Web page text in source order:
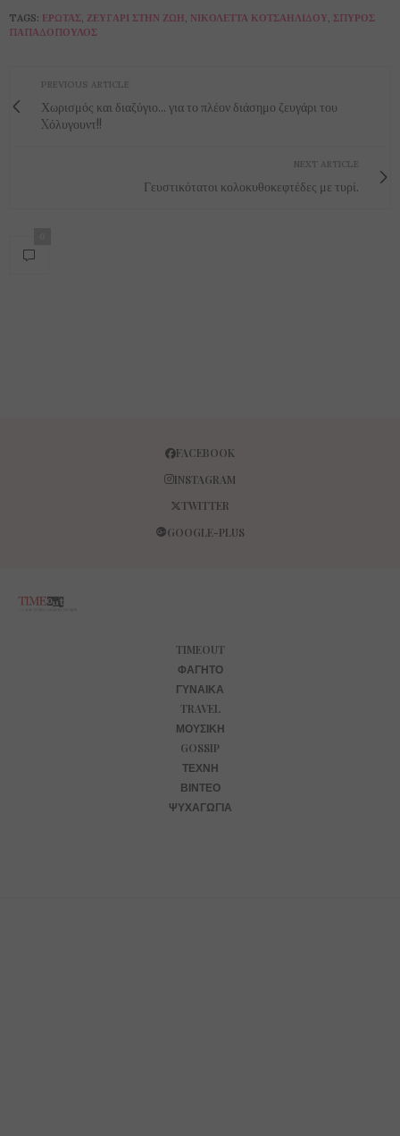
TAGS: ΈΡΩΤΑΣ, ΖΕΥΓΆΡΙ ΣΤΗΝ ΖΩΉ, ΝΙΚΟΛΈΤΤΑ ΚΟΤΣΑΗΛΊΔΟΥ, ΣΠΎΡΟΣ
ΠΑΠΑΔΌΠΟΥΛΟΣ
PREVIOUS ARTICLE
Χωρισμός και διαζύγιο... για το πλέον διάσημο ζευγάρι του
Xόλυγουντ!!
NEXT ARTICLE
Γευστικότατοι κολοκυθοκεφτέδες με τυρί.
FACEBOOK
INSTAGRAM
TWITTER
GOOGLE-PLUS
TIMEOUT
ΦΑΓΗΤΌ
ΓΥΝΑΊΚΑ
TRAVEL
ΜΟΥΣΙΚΉ
GOSSIP
ΤΈΧΝΗ
ΒΊΝΤΕΟ
ΨΥΧΑΓΩΓΊΑ